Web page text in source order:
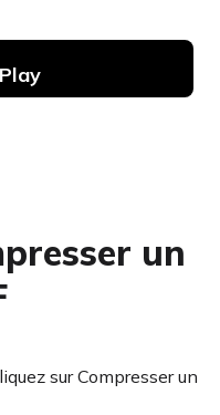
un
sur Compresser un